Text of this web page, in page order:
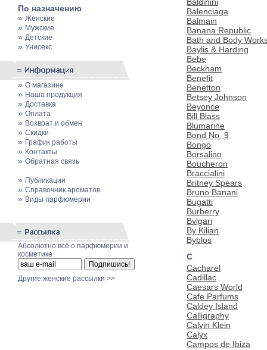
По назначению
» Женские
» Мужские
» Детские
» Унисекс
» О магазине
» Наша продукция
» Доставка
» Оплата
» Возврат и обмен
» Скидки
» График работы
» Контакты
» Обратная связь
» Публикации
» Cправочник ароматов
» Виды парфюмерии
Абсолютно всё о парфюмерии и
косметике
Другие женские рассылки >>
Baldinini
Balenciaga
Balmain
Banana Republic
Bath and Body
Baylis & Harding
Bebe
Beckham
Benefit
Benetton
Betsey Johnson
Beyonce
Bill Blass
Blumarine
Bond No. 9
Bongo
Borsalino
Boucheron
Braccialini
Britney Spears
Bruno Banani
Bugatti
Burberry
Bvlgari
By Kilian
Byblos
C
Cacharel
Cadillac
Caesars World
Cafe Parfums
Caldey Island
Calligraphy
Calvin Klein
Calyx
Campos de Ibiza